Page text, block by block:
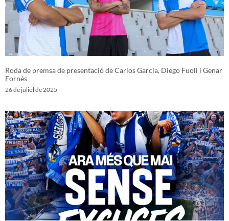
Roda de premsa de presentació de Carlos García, Diego Fuoli i Genar
Fornés
26 de juliol de 2025